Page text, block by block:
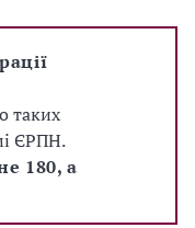
таких
ЄРПН.
180, а